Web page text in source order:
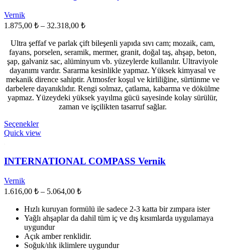
seçilebilir
Vernik
1.875,00 ₺ – 32.318,00 ₺Fiyat
1.875,00 ₺
-
32.318,00 ₺
Ultra şeffaf ve parlak çift bileşenli yapıda sıvı cam; mozaik, cam,
fayans, porselen, seramik, mermer, granit, doğal taş, ahşap, beton,
şap, galvaniz sac, alüminyum vb. yüzeylerde kullanılır. Ultraviyole
dayanımı vardır. Sararma kesinlikle yapmaz. Yüksek kimyasal ve
mekanik dirence sahiptir. Atmosfer koşul ve kirliliğine, sürtünme ve
darbelere dayanıklıdır. Rengi solmaz, çatlama, kabarma ve dökülme
yapmaz. Yüzeydeki yüksek yayılma gücü sayesinde kolay sürülür,
zaman ve işçilikten tasarruf sağlar.
SeçeneklerBu
ürünün
varyasyonu
ürün
sayfasından
seçilebilir
Quick view
INTERNATIONAL COMPASS Vernik
Vernik
1.616,00 ₺ – 5.064,00 ₺Fiyat
1.616,00 ₺
-
Hızlı kuruyan formülü ile sadece 2-3 katta bir zımpara ister
Yağlı ahşaplar da dahil tüm iç ve dış kısımlarda uygulamaya
uygundur
Açık amber renklidir.
Soğuk/ılık iklimlere uygundur